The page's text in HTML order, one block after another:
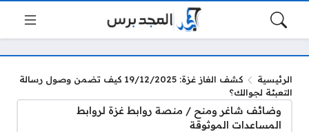
الرئيسية
كشف الغاز غزة: 19/12/2025 كيف تضمن وصول رسالة
التعبئة لجوالك؟
وضائف شاغر ومنح / منصة روابط غزة لروابط
المساعدات الموثوقة